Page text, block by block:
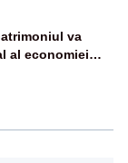
va
al economiei